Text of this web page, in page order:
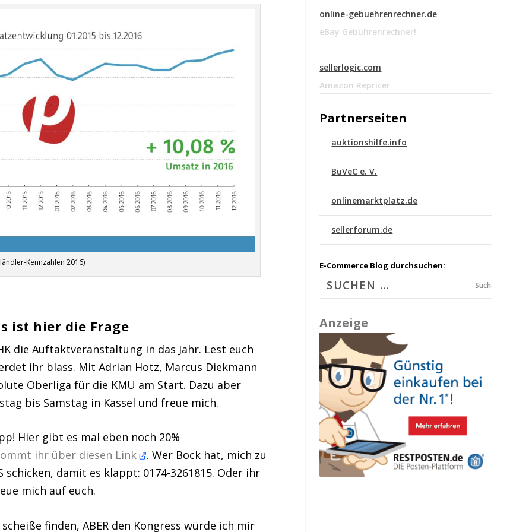
Kennzahlen 2016)
ist hier die Frage
die Auftaktveranstaltung in das Jahr. Lest euch
ihr blass. Mit Adrian Hotz, Marcus Diekmann
Oberliga für die KMU am Start. Dazu aber
bis Samstag in Kassel und freue mich.
Hier gibt es mal eben noch 20%
ihr über diesen Link . Wer Bock hat, mich zu
damit es klappt: 0174-3261815. Oder ihr
mich auf euch.
finden, ABER den Kongress würde ich mir
online-gebuehrenrechner.de
eBay Gebührenrechner!
sellerlogic.com
Amazon Repricer
Partnerseiten
auktionshilfe.info
BuVeC e. V.
onlinemarktplatz.de
sellerforum.de
E-Commerce Blog durchsuchen:
Suchen
Anzeige